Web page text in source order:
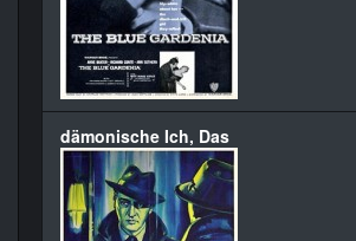
dämonische Ich, Das